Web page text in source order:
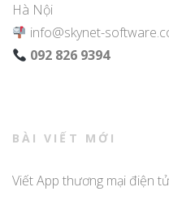
Hà Nội
info@skynet-
092 826 9394
BÀI VIẾT MỚI
Viết App thương mại điện